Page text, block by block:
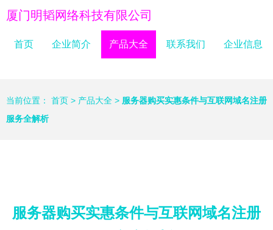
厦门明韬网络科技有限公司
首页 企业简介 产品大全 联系我们 企业信息
当前位置： 首页 > 产品大全 > 服务器购买实惠条件与互联网域名注册
服务全解析
服务器购买实惠条件与互联网域名注册